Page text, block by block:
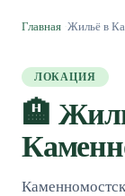
Главная Жильё в
ЛОКАЦИЯ
🏨